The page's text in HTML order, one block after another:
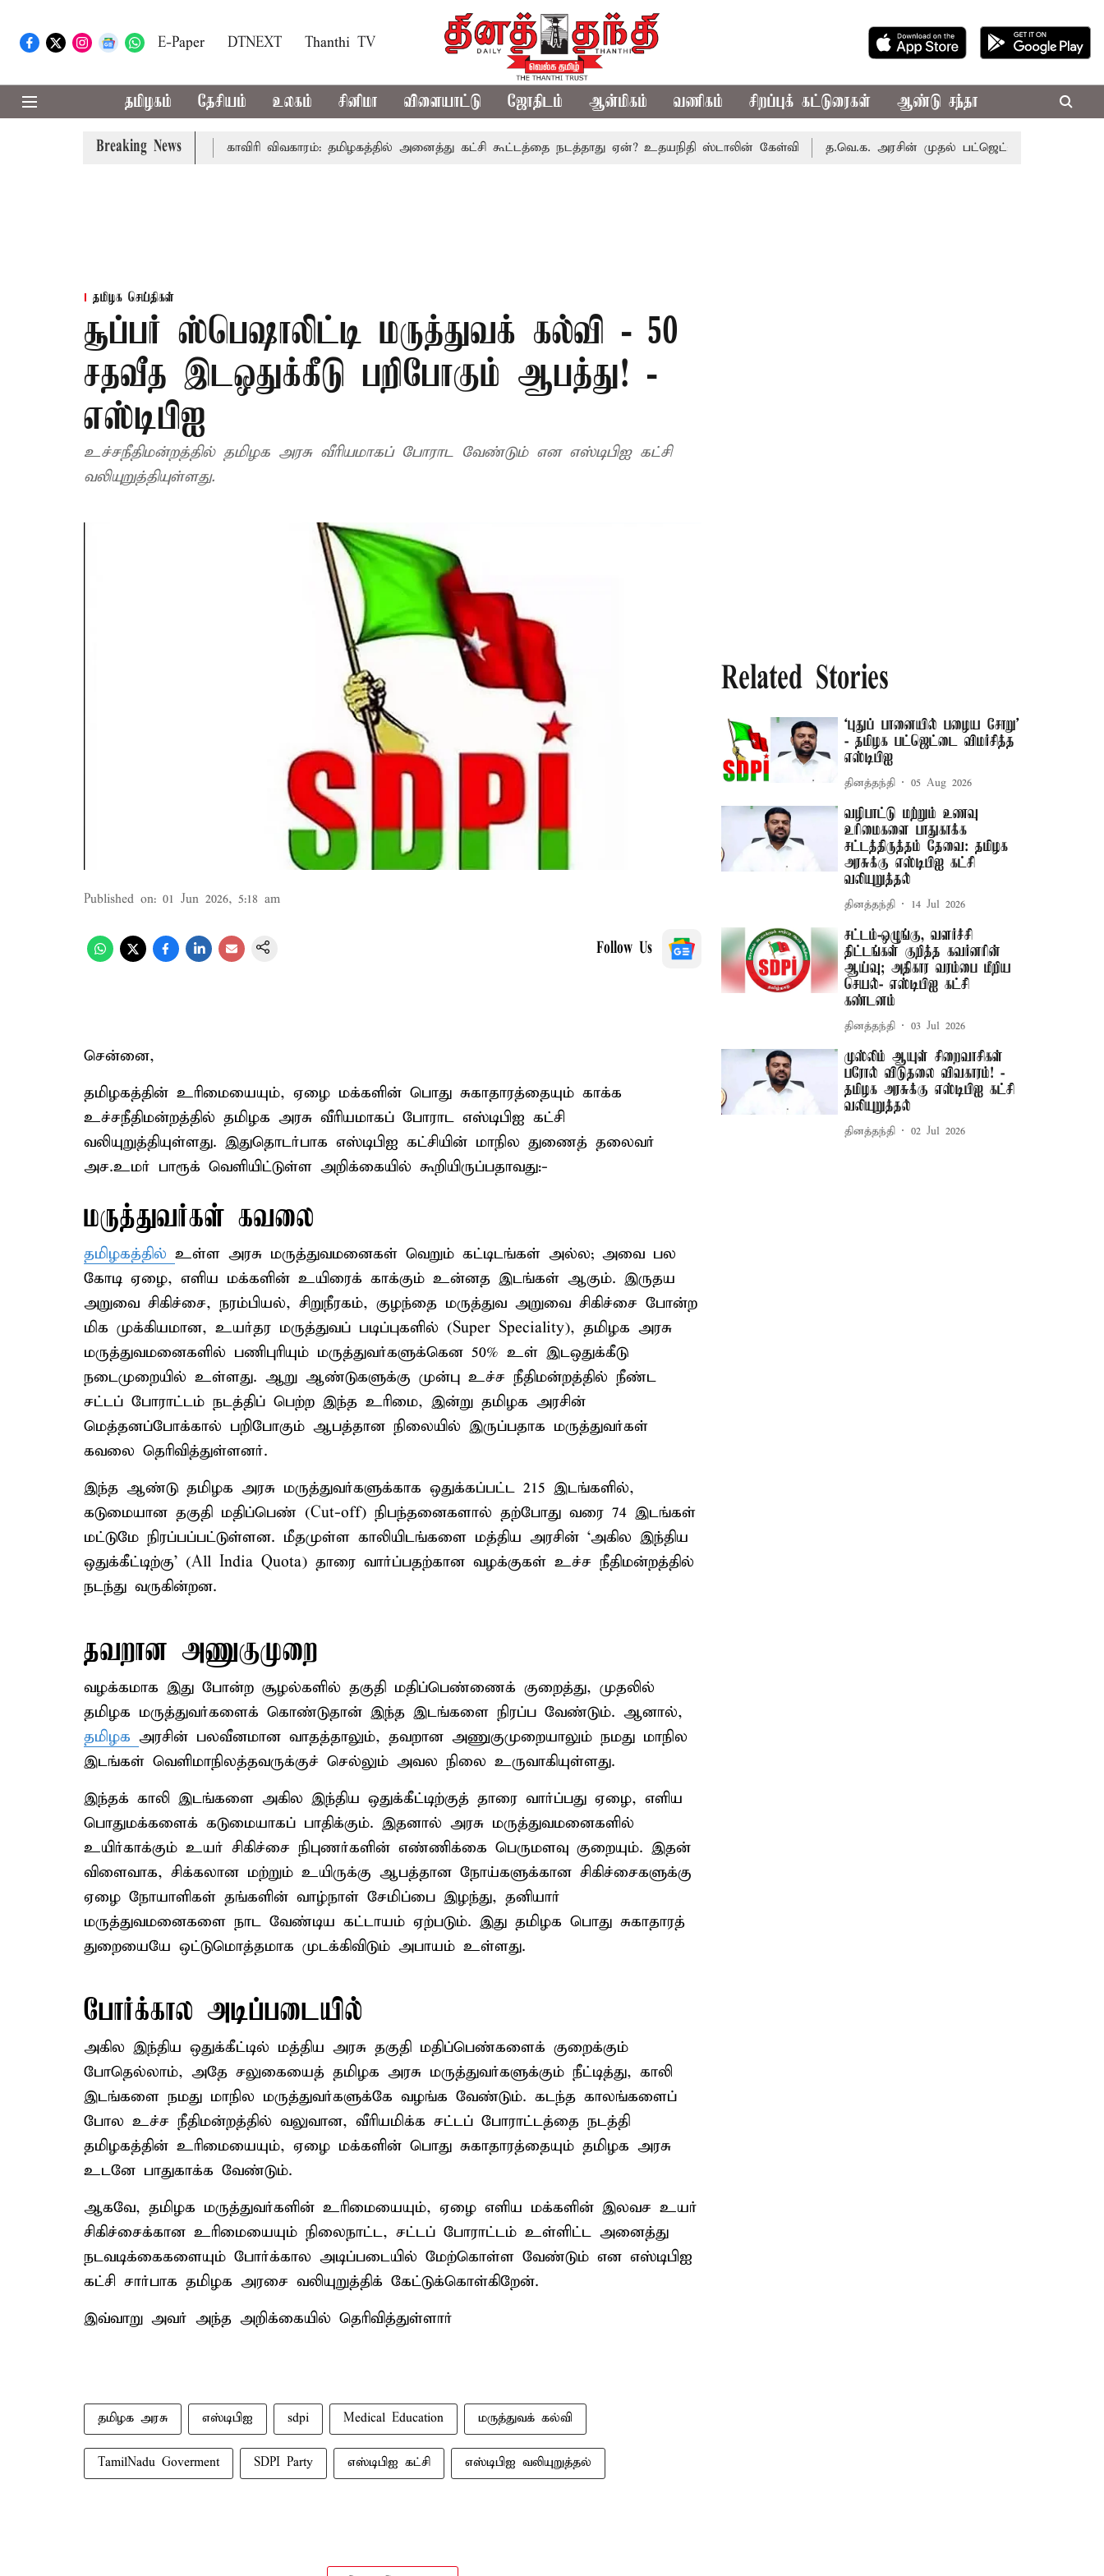
E-Paper DTNEXT Thanthi TV
தமிழகம் தேசியம் உலகம் சினிமா விளையாட்டு ஜோதிடம் ஆன்மிகம் வணிகம் சிறப்புக் கட்டுரைகள் ஆண்டு சந்தா
Breaking News
அமைச்சர் விஜய் உரை காவிரி விவகாரம்: தமிழகத்தில் அனைத்து கட்சி கூட்டத்தை நடத்தாது ஏன்? உதயநிதி ஸ்டாலின் கேள்வி த.வெ.க. அரசின் முதல் பட்ஜெட்: மாற்றமா?, தடுமாற்றமா?
தமிழக செய்திகள்
சூப்பர் ஸ்பெஷாலிட்டி மருத்துவக் கல்வி - 50
சதவீத இடஒதுக்கீடு பறிபோகும் ஆபத்து! -
எஸ்டிபிஐ
உச்சநீதிமன்றத்தில் தமிழக அரசு வீரியமாகப் போராட வேண்டும் என எஸ்டிபிஐ கட்சி
வலியுறுத்தியுள்ளது.
Published on: 01 Jun 2026, 5:18 am
Follow Us
சென்னை,
தமிழகத்தின் உரிமையையும், ஏழை மக்களின் பொது சுகாதாரத்தையும் காக்க
உச்சநீதிமன்றத்தில் தமிழக அரசு வீரியமாகப் போராட எஸ்டிபிஐ கட்சி
வலியுறுத்தியுள்ளது. இதுதொடர்பாக எஸ்டிபிஐ கட்சியின் மாநில துணைத் தலைவர்
அச.உமர் பாரூக் வெளியிட்டுள்ள அறிக்கையில் கூறியிருப்பதாவது:-
மருத்துவர்கள் கவலை
தமிழகத்தில் உள்ள அரசு மருத்துவமனைகள் வெறும் கட்டிடங்கள் அல்ல; அவை பல
கோடி ஏழை, எளிய மக்களின் உயிரைக் காக்கும் உன்னத இடங்கள் ஆகும். இருதய
அறுவை சிகிச்சை, நரம்பியல், சிறுநீரகம், குழந்தை மருத்துவ அறுவை சிகிச்சை போன்ற
மிக முக்கியமான, உயர்தர மருத்துவப் படிப்புகளில் (Super Speciality), தமிழக அரசு
மருத்துவமனைகளில் பணிபுரியும் மருத்துவர்களுக்கென 50% உள் இடஒதுக்கீடு
நடைமுறையில் உள்ளது. ஆறு ஆண்டுகளுக்கு முன்பு உச்ச நீதிமன்றத்தில் நீண்ட
சட்டப் போராட்டம் நடத்திப் பெற்ற இந்த உரிமை, இன்று தமிழக அரசின்
மெத்தனப்போக்கால் பறிபோகும் ஆபத்தான நிலையில் இருப்பதாக மருத்துவர்கள்
கவலை தெரிவித்துள்ளனர்.
இந்த ஆண்டு தமிழக அரசு மருத்துவர்களுக்காக ஒதுக்கப்பட்ட 215 இடங்களில்,
கடுமையான தகுதி மதிப்பெண் (Cut-off) நிபந்தனைகளால் தற்போது வரை 74 இடங்கள்
மட்டுமே நிரப்பப்பட்டுள்ளன. மீதமுள்ள காலியிடங்களை மத்திய அரசின் ‘அகில இந்திய
ஒதுக்கீட்டிற்கு’ (All India Quota) தாரை வார்ப்பதற்கான வழக்குகள் உச்ச நீதிமன்றத்தில்
நடந்து வருகின்றன.
தவறான அணுகுமுறை
வழக்கமாக இது போன்ற சூழல்களில் தகுதி மதிப்பெண்ணைக் குறைத்து, முதலில்
தமிழக மருத்துவர்களைக் கொண்டுதான் இந்த இடங்களை நிரப்ப வேண்டும். ஆனால்,
தமிழக அரசின் பலவீனமான வாதத்தாலும், தவறான அணுகுமுறையாலும் நமது மாநில
இடங்கள் வெளிமாநிலத்தவருக்குச் செல்லும் அவல நிலை உருவாகியுள்ளது.
இந்தக் காலி இடங்களை அகில இந்திய ஒதுக்கீட்டிற்குத் தாரை வார்ப்பது ஏழை, எளிய
பொதுமக்களைக் கடுமையாகப் பாதிக்கும். இதனால் அரசு மருத்துவமனைகளில்
உயிர்காக்கும் உயர் சிகிச்சை நிபுணர்களின் எண்ணிக்கை பெருமளவு குறையும். இதன்
விளைவாக, சிக்கலான மற்றும் உயிருக்கு ஆபத்தான நோய்களுக்கான சிகிச்சைகளுக்கு
ஏழை நோயாளிகள் தங்களின் வாழ்நாள் சேமிப்பை இழந்து, தனியார்
மருத்துவமனைகளை நாட வேண்டிய கட்டாயம் ஏற்படும். இது தமிழக பொது சுகாதாரத்
துறையையே ஒட்டுமொத்தமாக முடக்கிவிடும் அபாயம் உள்ளது.
போர்க்கால அடிப்படையில்
அகில இந்திய ஒதுக்கீட்டில் மத்திய அரசு தகுதி மதிப்பெண்களைக் குறைக்கும்
போதெல்லாம், அதே சலுகையைத் தமிழக அரசு மருத்துவர்களுக்கும் நீட்டித்து, காலி
இடங்களை நமது மாநில மருத்துவர்களுக்கே வழங்க வேண்டும். கடந்த காலங்களைப்
போல உச்ச நீதிமன்றத்தில் வலுவான, வீரியமிக்க சட்டப் போராட்டத்தை நடத்தி
தமிழகத்தின் உரிமையையும், ஏழை மக்களின் பொது சுகாதாரத்தையும் தமிழக அரசு
உடனே பாதுகாக்க வேண்டும்.
ஆகவே, தமிழக மருத்துவர்களின் உரிமையையும், ஏழை எளிய மக்களின் இலவச உயர்
சிகிச்சைக்கான உரிமையையும் நிலைநாட்ட, சட்டப் போராட்டம் உள்ளிட்ட அனைத்து
நடவடிக்கைகளையும் போர்க்கால அடிப்படையில் மேற்கொள்ள வேண்டும் என எஸ்டிபிஐ
கட்சி சார்பாக தமிழக அரசை வலியுறுத்திக் கேட்டுக்கொள்கிறேன்.
இவ்வாறு அவர் அந்த அறிக்கையில் தெரிவித்துள்ளார்
தமிழக அரசு எஸ்டிபிஐ sdpi Medical Education மருத்துவக் கல்வி
TamilNadu Goverment SDPI Party எஸ்டிபிஐ கட்சி எஸ்டிபிஐ வலியுறுத்தல்
Related Stories
‘புதுப் பானையில் பழைய சோறு'
- தமிழக பட்ஜெட்டை விமர்சித்த
எஸ்டிபிஐ
தினத்தந்தி 05 Aug 2026
வழிபாட்டு மற்றும் உணவு
உரிமைகளை பாதுகாக்க
சட்டத்திருத்தம் தேவை: தமிழக
அரசுக்கு எஸ்டிபிஐ கட்சி
வலியுறுத்தல்
தினத்தந்தி 14 Jul 2026
சட்டம்-ஒழுங்கு, வளர்ச்சி
திட்டங்கள் குறித்த கவர்னரின்
ஆய்வு; அதிகார வரம்பை மீறிய
செயல்- எஸ்டிபிஐ கட்சி
கண்டனம்
தினத்தந்தி 03 Jul 2026
முஸ்லிம் ஆயுள் சிறைவாசிகள்
பரோல் விடுதலை விவகாரம்! -
தமிழக அரசுக்கு எஸ்டிபிஐ கட்சி
வலியுறுத்தல்
தினத்தந்தி 02 Jul 2026